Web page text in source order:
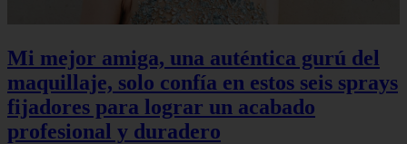
Mi mejor amiga, una auténtica gurú del
maquillaje, solo confía en estos seis sprays
fijadores para lograr un acabado
profesional y duradero